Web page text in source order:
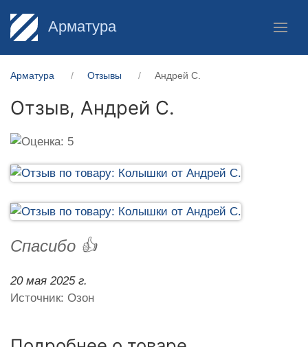
Арматура
Арматура Отзывы Андрей С.
Отзыв, Андрей С.
Спасибо 👍
20 мая 2025 г.
Источник: Озон